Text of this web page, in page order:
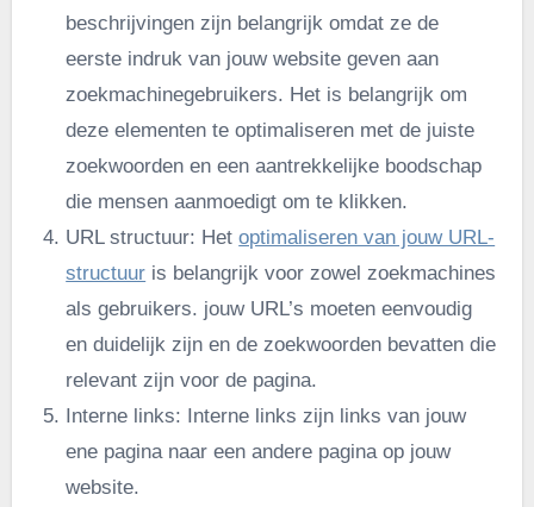
beschrijvingen zijn belangrijk omdat ze de
eerste indruk van jouw website geven aan
zoekmachinegebruikers. Het is belangrijk om
deze elementen te optimaliseren met de juiste
zoekwoorden en een aantrekkelijke boodschap
die mensen aanmoedigt om te klikken.
URL structuur: Hetoptimaliseren van jouw URL-
structuur is belangrijk voor zowel zoekmachines
als gebruikers. jouw URL’s moeten eenvoudig
en duidelijk zijn en de zoekwoorden bevatten die
relevant zijn voor de pagina.
Interne links: Interne links zijn links van jouw
ene pagina naar een andere pagina op jouw
website.